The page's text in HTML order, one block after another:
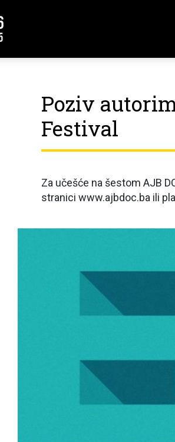
Poziv
Festival
Za učešće na šestom AJB
stranici www.ajbdoc.ba ili